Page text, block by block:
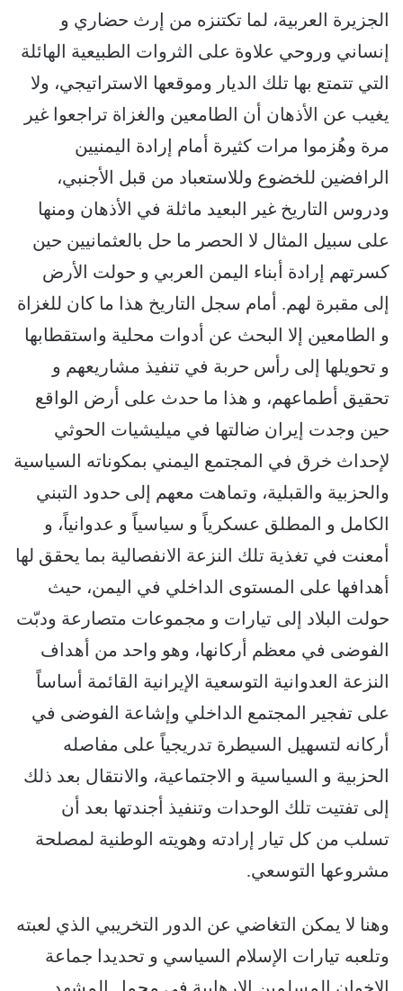
الجزيرة العربية، لما تكتنزه من إرث حضاري و
إنساني وروحي علاوة على الثروات الطبيعية الهائلة
التي تتمتع بها تلك الديار وموقعها الاستراتيجي، ولا
يغيب عن الأذهان أن الطامعين والغزاة تراجعوا غير
مرة وهُزموا مرات كثيرة أمام إرادة اليمنيين
الرافضين للخضوع وللاستعباد من قبل الأجنبي،
ودروس التاريخ غير البعيد ماثلة في الأذهان ومنها
على سبيل المثال لا الحصر ما حل بالعثمانيين حين
كسرتهم إرادة أبناء اليمن العربي و حولت الأرض
إلى مقبرة لهم. أمام سجل التاريخ هذا ما كان للغزاة
و الطامعين إلا البحث عن أدوات محلية واستقطابها
و تحويلها إلى رأس حربة في تنفيذ مشاريعهم و
تحقيق أطماعهم، و هذا ما حدث على أرض الواقع
حين وجدت إيران ضالتها في ميليشيات الحوثي
لإحداث خرق في المجتمع اليمني بمكوناته السياسية
والحزبية والقبلية، وتماهت معهم إلى حدود التبني
الكامل و المطلق عسكرياً و سياسياً و عدوانياً، و
أمعنت في تغذية تلك النزعة الانفصالية بما يحقق لها
أهدافها على المستوى الداخلي في اليمن، حيث
حولت البلاد إلى تيارات و مجموعات متصارعة ودبّت
الفوضى في معظم أركانها، وهو واحد من أهداف
النزعة العدوانية التوسعية الإيرانية القائمة أساساً
على تفجير المجتمع الداخلي وإشاعة الفوضى في
أركانه لتسهيل السيطرة تدريجياً على مفاصله
الحزبية و السياسية و الاجتماعية، والانتقال بعد ذلك
إلى تفتيت تلك الوحدات وتنفيذ أجندتها بعد أن
تسلب من كل تيار إرادته وهويته الوطنية لمصلحة
مشروعها التوسعي.
وهنا لا يمكن التغاضي عن الدور التخريبي الذي لعبته
وتلعبه تيارات الإسلام السياسي و تحديدا جماعة